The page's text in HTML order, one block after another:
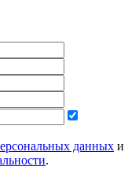
данных и
.